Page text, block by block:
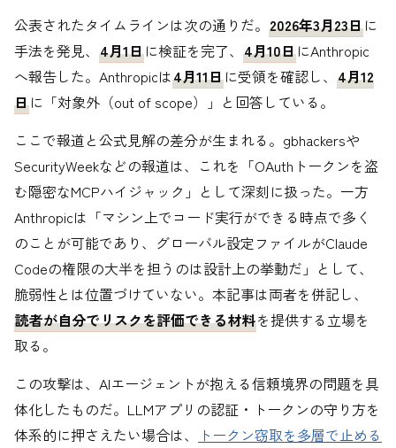
公表されたタイムラインは次の通りだ。 2026年3月23日に
手法を発見、 4月1日に検証を完了、 4月10日にAnthropic
へ報告した。Anthropicは4月11日に受領を確認し、 4月12
日に「対象外（out of scope）」と回答している。
ここで報道と公式見解の差分が生まれる。gbhackersや
SecurityWeekなどの報道は、これを「OAuthトークンを盗
む隠密なMCPハイジャック」として深刻に扱った。一方
Anthropicは「マシン上でコード実行ができる時点で多く
のことが可能であり、グローバル設定ファイルがClaude
Codeの権限の大半を担うのは設計上の挙動だ」として、
脆弱性とは位置づけていない。本記事は両者を併記し、
読者が自分でリスクを評価できる材料を提供する立場を
取る。
この攻撃は、AIエージェントが抱える信頼境界の問題を具
体化したものだ。LLMアプリの認証・トークンの守り方を
体系的に押さえたい場合は、
トークン窃取を多層で止める